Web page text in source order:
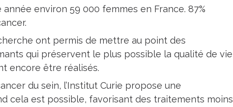
environ 59 000 femmes en France. 87%
ont permis de mettre au point des
qui préservent le plus possible la qualité de vie
encore être réalisés.
du sein, l’Institut Curie propose une
cela est possible, favorisant des traitements moins